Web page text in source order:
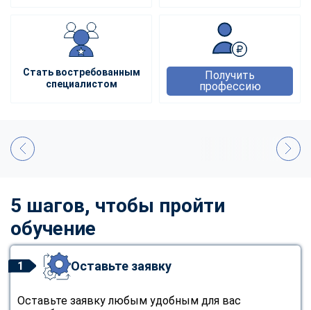
Стать востребованным
специалистом
Получить
профессию
5 шагов, чтобы пройти
обучение
1 Оставьте заявку
Оставьте заявку любым удобным для вас